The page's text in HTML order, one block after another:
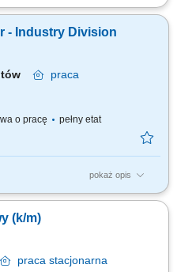
finansami zakładu
kontrola realizacji budżetu,
i analiz rentowności, kontrola
- Industry Division
praca
o pracę pełny etat
pokaż opis
kompletnością i poprawnością
poprawności rezerw
za prawidłowy obieg
(k/m)
praca stacjonarna